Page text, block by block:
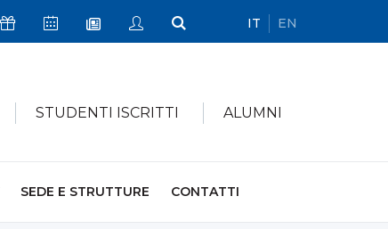
Icona SostieniciIcona Calendario Eventi
Icona Newsletter
Icona My Civica
Icona Cerca
IT EN
STUDENTI ISCRITTI ALUMNI
SEDE E STRUTTURE CONTATTI